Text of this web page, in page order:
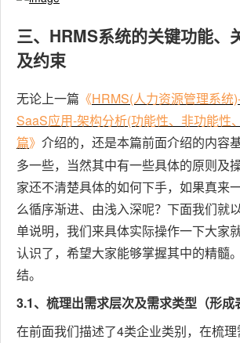
三、HRMS系统的关键功能、
及约束
无论上一篇 《HRMS(人力资源管理系统
SaaS应用-架构分析(功能性、非功能性
篇》 介绍的，还是本篇前面介绍的内容
多一些，当然其中有一些具体的原则及
家还不清楚具体的如何下手，如果真来
么循序渐进、由浅入深呢？下面我们就
单说明，我们来具体实际操作一下大家
认识了，希望大家能够掌握其中的精髓
结。
3.1、梳理出需求层次及需求类型（形成
在前面我们描述了4类企业类别，在梳